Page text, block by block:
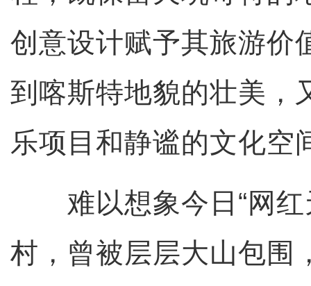
创意设计赋予其旅游价
到喀斯特地貌的壮美，
乐项目和静谧的文化空
难以想象今日“网红
村，曾被层层大山包围